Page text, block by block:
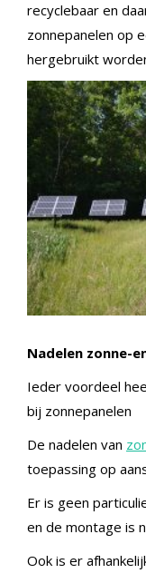
recyclebaar en
zonnepanelen op
hergebruikt
Nadelen zonne-
Ieder voordeel
bij zonnepanelen
De nadelen van
toepassing op
Er is geen
en de montage is
Ook is er